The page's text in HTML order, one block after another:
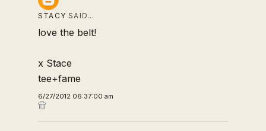
STACY SAID…
love the belt!
x Stace
tee+fame
6/27/2012 06:37:00 am